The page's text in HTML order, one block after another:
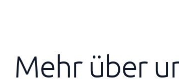
Mehr über